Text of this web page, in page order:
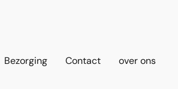
Bezorging Contact over ons